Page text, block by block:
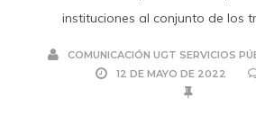
instituciones al conjunto de los
COMUNICACIÓN UGT SERVICIOS
12 DE MAYO DE 2022